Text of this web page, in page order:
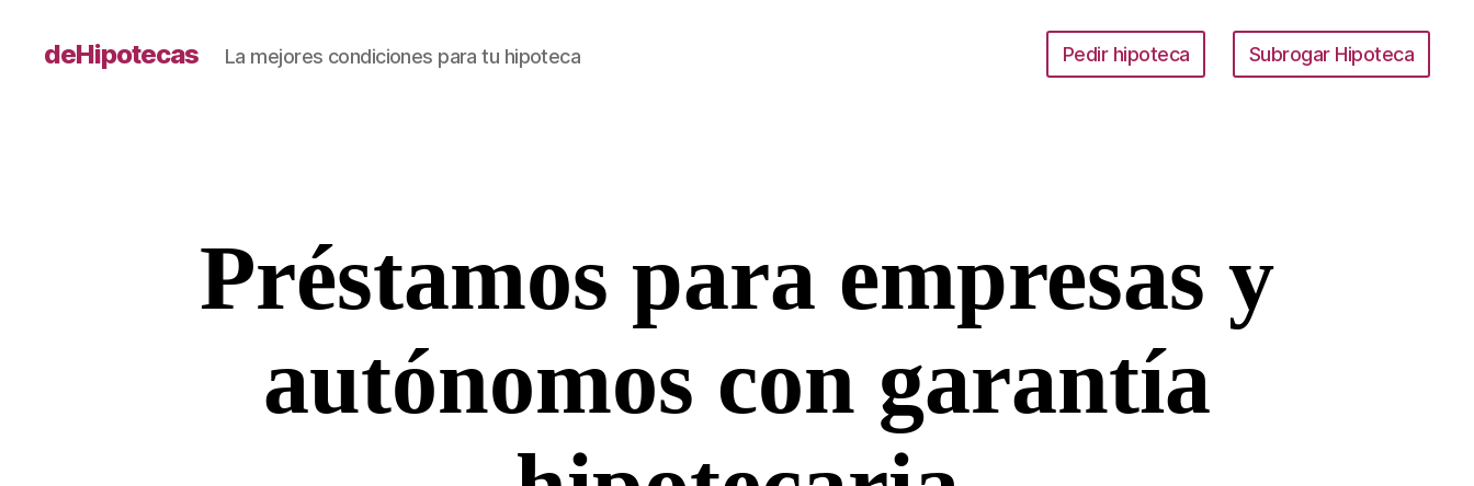
deHipotecas La mejores condiciones para tu hipoteca Pedir hipoteca Subrogar Hipoteca
Préstamos para empresas y
autónomos con garantía